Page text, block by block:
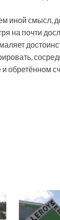
иной смысл,
на почти
обретённом